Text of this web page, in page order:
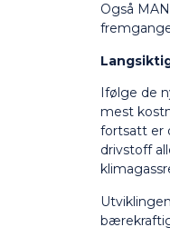
Også
Ifølge de
mest
fortsatt er
drivstoff